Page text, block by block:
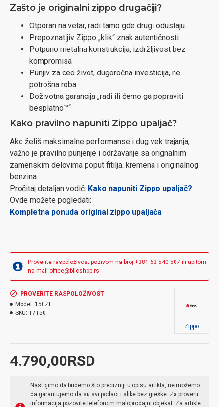
Proverite raspoloživost pozivom na broj +381 63 540 507 ili upitom
na mail office@blicshop.rs
Zašto je originalni zippo drugačiji?
Otporan na vetar, radi tamo gde drugi odustaju.
Prepoznatljiv Zippo „klik“ znak autentičnosti
Potpuno metalna konstrukcija, izdržljivost bez
kompromisa
Punjiv za ceo život, dugoročna investicija, ne
potrošna roba
Doživotna garancija „radi ili ćemo ga popraviti
besplatno™“
Kako pravilno napuniti Zippo upaljač?
Ako želiš maksimalne performanse i dug vek trajanja,
važno je pravilno punjenje i održavanje sa orignalnim
zamenskim delovima poput fitilja, kremena i originalnog
benzina.
Pročitaj detaljan vodič: Kako napuniti Zippo upaljač?
Ovde možete pogledati:
Kompletna ponuda original zippo upaljača
4.790,00RSD
PROVERITE RASPOLOŽIVOST
Model: 150ZL
SKU: 17150
Zippo
Nastojimo da budemo što precizniji u opisu artikla, ne možemo
da garantujemo da su svi podaci i slike bez greške. Za proveru
informacija pozovite telefonom maloprodajni objekat. Za artikle